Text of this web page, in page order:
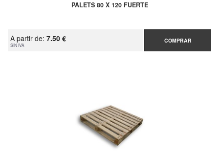
PALETS 80 X 120 FUERTE
A partir de: 7.50 €
SIN IVA
COMPRAR